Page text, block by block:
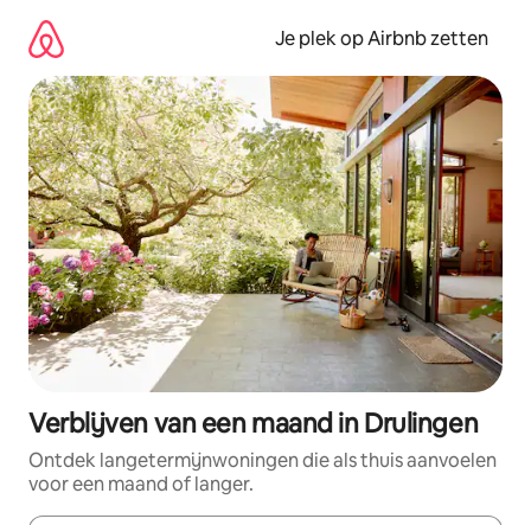
direct
naar
inhoud
Je plek op Airbnb zetten
Verblijven van een maand in Drulingen
Ontdek langetermijnwoningen die als thuis aanvoelen
voor een maand of langer.